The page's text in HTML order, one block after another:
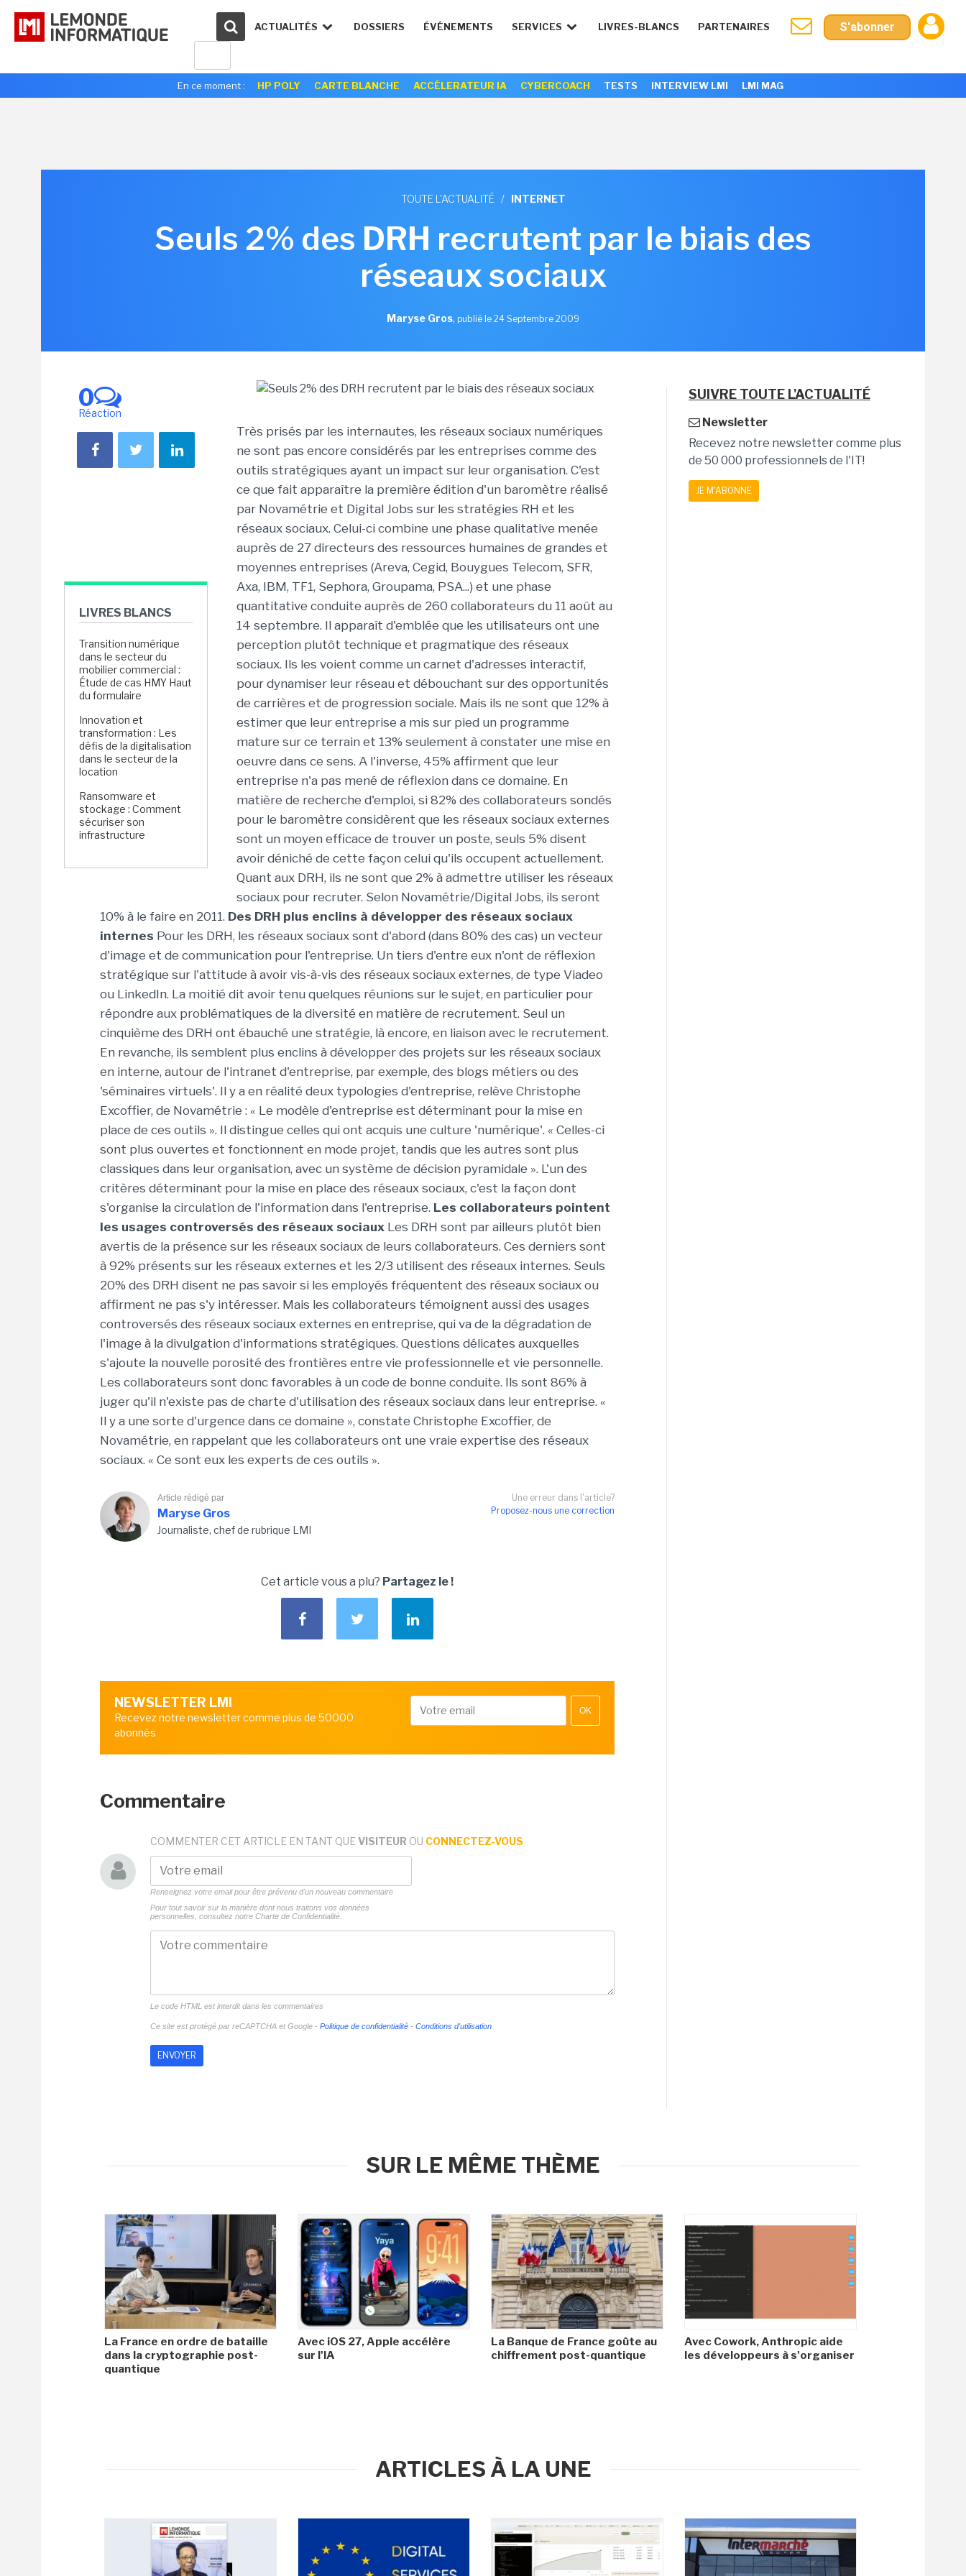
ACTUALITÉS DOSSIERS ÉVÉNEMENTS SERVICES LIVRES-BLANCS PARTENAIRES S'abonner
En ce moment : HP POLY CARTE BLANCHE ACCÉLERATEUR IA CYBERCOACH TESTS INTERVIEW LMI LMI MAG
TOUTE L'ACTUALITÉ / INTERNET
Seuls 2% des DRH recrutent par le biais des
réseaux sociaux
Maryse Gros, publié le 24 Septembre 2009
0
Réaction
LIVRES BLANCS
Transition numérique
dans le secteur du
mobilier commercial :
Étude de cas HMY Haut
du formulaire
Innovation et
transformation : Les
défis de la digitalisation
dans le secteur de la
location
Ransomware et
stockage : Comment
sécuriser son
infrastructure
Très prisés par les internautes, les réseaux sociaux numériques
ne sont pas encore considérés par les entreprises comme des
outils stratégiques ayant un impact sur leur organisation. C'est
ce que fait apparaître la première édition d'un baromètre réalisé
par Novamétrie et Digital Jobs sur les stratégies RH et les
réseaux sociaux. Celui-ci combine une phase qualitative menée
auprès de 27 directeurs des ressources humaines de grandes et
moyennes entreprises (Areva, Cegid, Bouygues Telecom, SFR,
Axa, IBM, TF1, Sephora, Groupama, PSA...) et une phase
quantitative conduite auprès de 260 collaborateurs du 11 août au
14 septembre. Il apparaît d'emblée que les utilisateurs ont une
perception plutôt technique et pragmatique des réseaux
sociaux. Ils les voient comme un carnet d'adresses interactif,
pour dynamiser leur réseau et débouchant sur des opportunités
de carrières et de progression sociale. Mais ils ne sont que 12% à
estimer que leur entreprise a mis sur pied un programme
mature sur ce terrain et 13% seulement à constater une mise en
oeuvre dans ce sens. A l'inverse, 45% affirment que leur
entreprise n'a pas mené de réflexion dans ce domaine. En
matière de recherche d'emploi, si 82% des collaborateurs sondés
pour le baromètre considèrent que les réseaux sociaux externes
sont un moyen efficace de trouver un poste, seuls 5% disent
avoir déniché de cette façon celui qu'ils occupent actuellement.
Quant aux DRH, ils ne sont que 2% à admettre utiliser les réseaux
sociaux pour recruter. Selon Novamétrie/Digital Jobs, ils seront
10% à le faire en 2011. Des DRH plus enclins à développer des réseaux sociaux
internes Pour les DRH, les réseaux sociaux sont d'abord (dans 80% des cas) un vecteur
d'image et de communication pour l'entreprise. Un tiers d'entre eux n'ont de réflexion
stratégique sur l'attitude à avoir vis-à-vis des réseaux sociaux externes, de type Viadeo
ou LinkedIn. La moitié dit avoir tenu quelques réunions sur le sujet, en particulier pour
répondre aux problématiques de la diversité en matière de recrutement. Seul un
cinquième des DRH ont ébauché une stratégie, là encore, en liaison avec le recrutement.
En revanche, ils semblent plus enclins à développer des projets sur les réseaux sociaux
en interne, autour de l'intranet d'entreprise, par exemple, des blogs métiers ou des
'séminaires virtuels'. Il y a en réalité deux typologies d'entreprise, relève Christophe
Excoffier, de Novamétrie : « Le modèle d'entreprise est déterminant pour la mise en
place de ces outils ». Il distingue celles qui ont acquis une culture 'numérique'. « Celles-ci
sont plus ouvertes et fonctionnent en mode projet, tandis que les autres sont plus
classiques dans leur organisation, avec un système de décision pyramidale ». L'un des
critères déterminant pour la mise en place des réseaux sociaux, c'est la façon dont
s'organise la circulation de l'information dans l'entreprise. Les collaborateurs pointent
les usages controversés des réseaux sociaux Les DRH sont par ailleurs plutôt bien
avertis de la présence sur les réseaux sociaux de leurs collaborateurs. Ces derniers sont
à 92% présents sur les réseaux externes et les 2/3 utilisent des réseaux internes. Seuls
20% des DRH disent ne pas savoir si les employés fréquentent des réseaux sociaux ou
affirment ne pas s'y intéresser. Mais les collaborateurs témoignent aussi des usages
controversés des réseaux sociaux externes en entreprise, qui va de la dégradation de
l'image à la divulgation d'informations stratégiques. Questions délicates auxquelles
s'ajoute la nouvelle porosité des frontières entre vie professionnelle et vie personnelle.
Les collaborateurs sont donc favorables à un code de bonne conduite. Ils sont 86% à
juger qu'il n'existe pas de charte d'utilisation des réseaux sociaux dans leur entreprise. «
Il y a une sorte d'urgence dans ce domaine », constate Christophe Excoffier, de
Novamétrie, en rappelant que les collaborateurs ont une vraie expertise des réseaux
sociaux. « Ce sont eux les experts de ces outils ».
Une erreur dans l'article?
Proposez-nous une correction
Article rédigé par
Maryse Gros
Journaliste, chef de rubrique LMI
Cet article vous a plu? Partagez le !
NEWSLETTER LMI
Recevez notre newsletter comme plus de 50000
abonnés
OK
Commentaire
COMMENTER CET ARTICLE EN TANT QUE VISITEUR OU CONNECTEZ-VOUS
Renseignez votre email pour être prévenu d'un nouveau commentaire
Pour tout savoir sur la manière dont nous traitons vos données
personnelles, consultez notre Charte de Confidentialité.
Le code HTML est interdit dans les commentaires
Ce site est protégé par reCAPTCHA et Google - Politique de confidentialité - Conditions d'utilisation
SUIVRE TOUTE L'ACTUALITÉ
Newsletter
Recevez notre newsletter comme plus
de 50 000 professionnels de l'IT!
JE M'ABONNE
SUR LE MÊME THÈME
La France en ordre de bataille
dans la cryptographie post-
quantique
Avec iOS 27, Apple accélère
sur l'IA
La Banque de France goûte au
chiffrement post-quantique
Avec Cowork, Anthropic aide
les développeurs à s'organiser
ARTICLES À LA UNE